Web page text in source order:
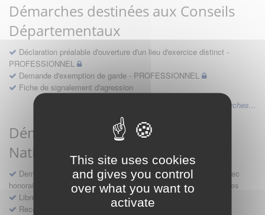
This site uses cookies
and gives you control
over what you want to
activate
Démarches destinées aux Conseils
Départementaux
Déclaration préalable d'ouverture d'un lieu d'exercice distinct -
PROFESSIONNEL
Demande d'exemption de garde - PROFESSIONNEL
Fiche de signalement d'agression
Voir les autres démarches...
Démarches destinées au Conseil
National
Demande d'avis en hospitalité, en études, des conventions avec
honoraires et des demandes diverses formulées par les entreprises
Libre prestation de services
Recours